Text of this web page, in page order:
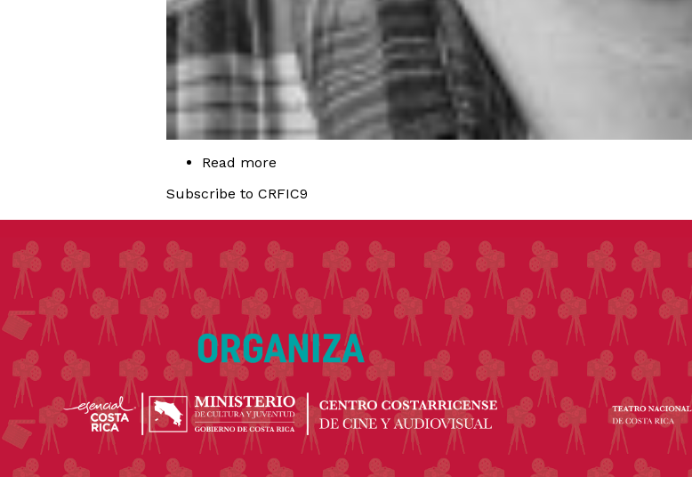
Read more
Quesada
Subscribe to CRFIC9